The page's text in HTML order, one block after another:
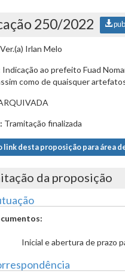
250/2022
Ver.(a) Irlan Melo
Indicação ao prefeito Fuad
como de quaisquer
Tramitação finalizada
link desta proposição para área
da proposição
Inicial e abertura de prazo